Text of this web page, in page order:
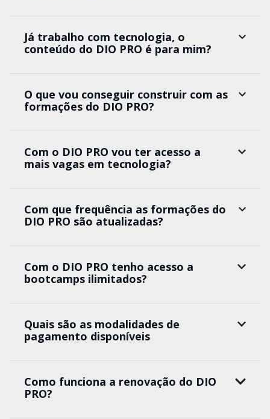
Já trabalho com tecnologia, o
conteúdo do DIO PRO é para mim?
O que vou conseguir construir com as
formações do DIO PRO?
Com o DIO PRO vou ter acesso a
mais vagas em tecnologia?
Com que frequência as formações do
DIO PRO são atualizadas?
Com o DIO PRO tenho acesso a
bootcamps ilimitados?
Quais são as modalidades de
pagamento disponíveis
Como funciona a renovação do DIO
PRO?